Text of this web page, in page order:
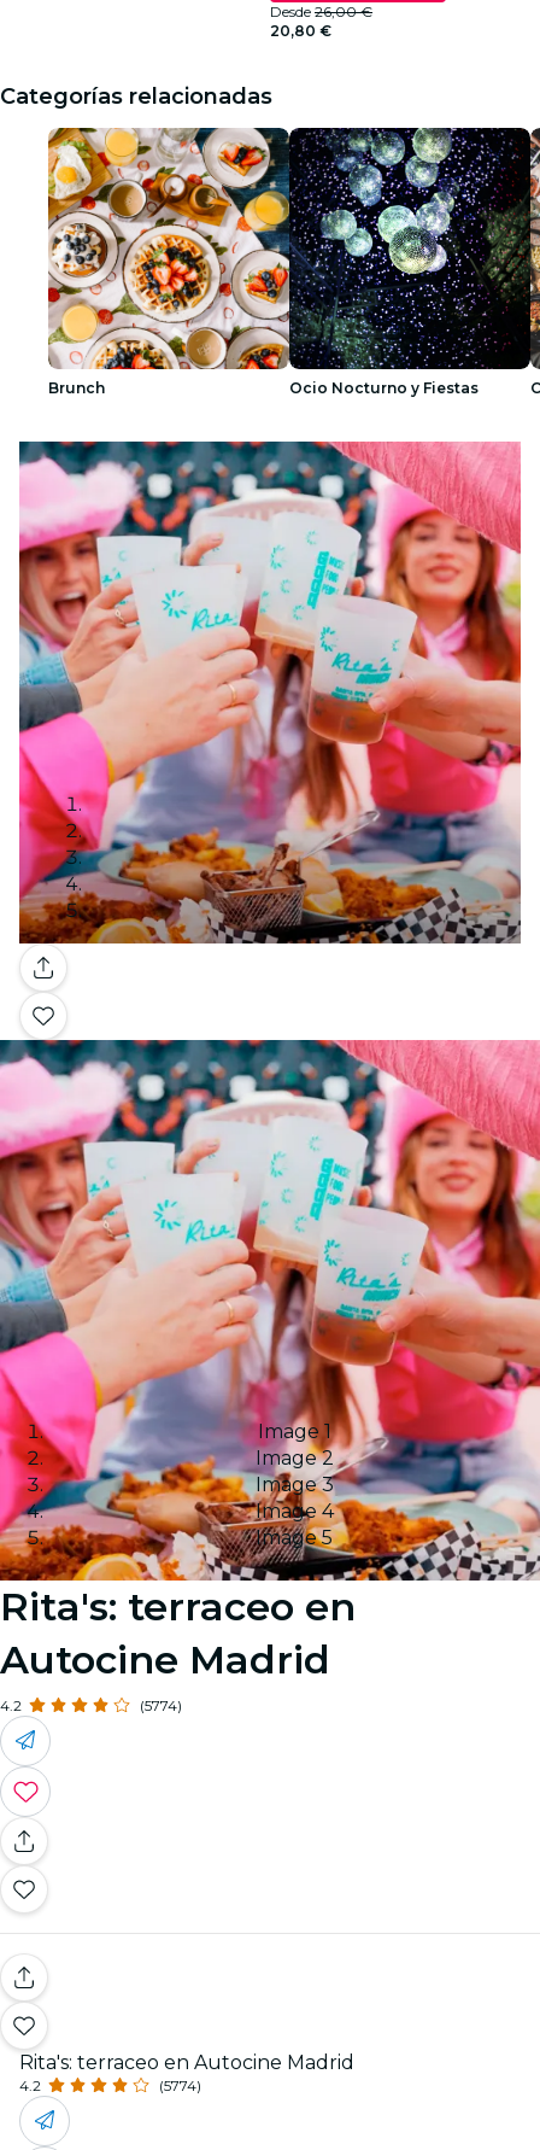
Desde 26,00 €
20,80 €
Categorías relacionadas
Brunch Ocio Nocturno y Fiestas
Galería
Image 1
Image 2
Image 3
Image 4
Image 5
Rita's: terraceo en
Autocine Madrid
4.2 (5774)
Rita's: terraceo en Autocine Madrid
4.2 (5774)